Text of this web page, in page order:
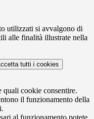
utilizzati si avvalgono di
alle finalità illustrate nella
tutti i cookies
quali cookie consentire.
il funzionamento della